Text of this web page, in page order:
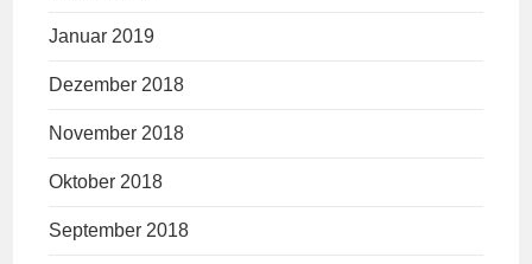
Januar 2019
Dezember 2018
November 2018
Oktober 2018
September 2018